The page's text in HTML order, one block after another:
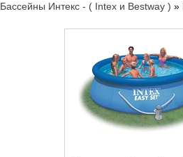
Бассейны Интекс - ( Intex и Bestway ) »